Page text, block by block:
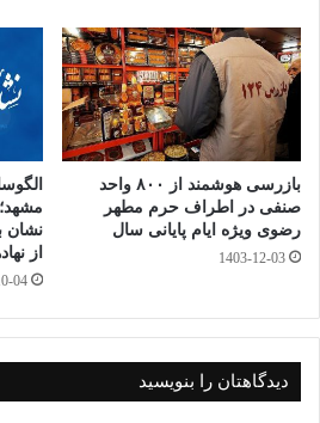
Te
le
gr
a
m
W
ha
ts
A
pp
Pr
in
tF
ri
en
y
C
op
y
Li
nk
Fa
ce
bo
ok
r
S
ky
pe
W
e
C
ha
ا
ش
تر
ا
گذ
ار
ی
ثبت احوال قاتل نامرئی
گاز گرفتی
بازرسی هوشمند از ۸۰۰ واحد
صنفی در اطراف حرم مطهر
رضوی ویژه ایام پایانی سال
1403-12-03
نشان
از
04
دیدگاهتان را بنویسید